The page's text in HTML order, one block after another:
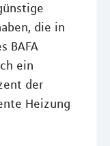
die in
BAFA
ein
der
Heizung